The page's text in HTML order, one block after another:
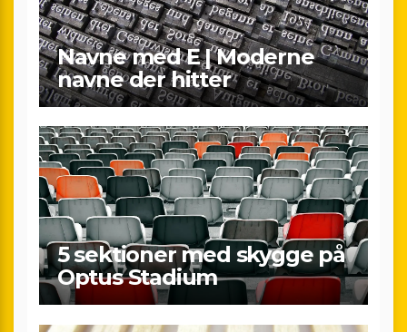
Navne med E | Moderne
navne der hitter
5 sektioner med skygge på
Optus Stadium